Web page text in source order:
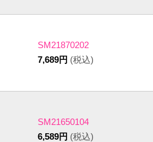
SM21870202
7,689円 (税込)
SM21650104
6,589円 (税込)